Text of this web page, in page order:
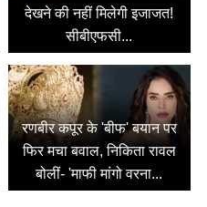
देखने की नहीं मिलेगी इजाजत!
सीबीएफसी...
रणबीर कपूर के 'बीफ' बयान पर
फिर मचा बवाल, निकिता रावल
बोलीं- 'माफी मांगो वरना...